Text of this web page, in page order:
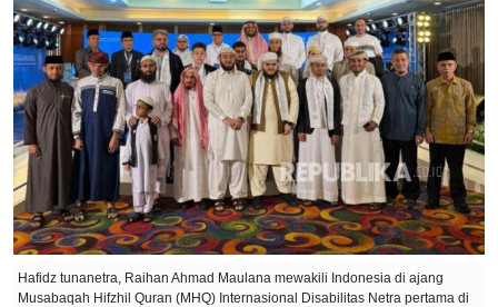
Hafidz tunanetra, Raihan Ahmad Maulana mewakili Indonesia di ajang
Musabaqah Hifzhil Quran (MHQ) Internasional Disabilitas Netra pertama di